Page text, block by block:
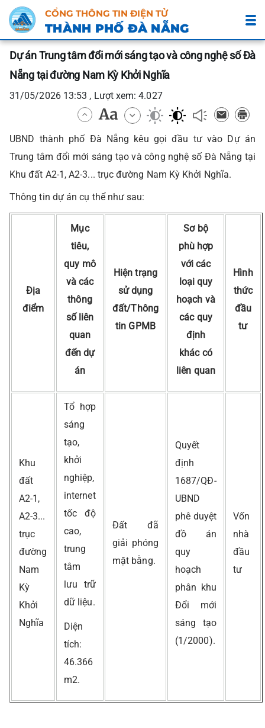
CỔNG THÔNG TIN ĐIỆN TỬ
THÀNH PHỐ ĐÀ NẴNG
Dự án Trung tâm đổi mới sáng tạo và công nghệ số Đà
Nẵng tại đường Nam Kỳ Khởi Nghĩa
31/05/2026 13:53 , Lượt xem: 4.027
UBND thành phố Đà Nẵng kêu gọi đầu tư vào Dự án
Trung tâm đổi mới sáng tạo và công nghệ số Đà Nẵng tại
Khu đất A2-1, A2-3... trục đường Nam Kỳ Khởi Nghĩa.
Thông tin dự án cụ thể như sau:
Địa
điểm
Mục
tiêu,
quy mô
và các
thông
số liên
quan
đến dự
án
Hiện trạng
sử dụng
đất/Thông
tin GPMB
Sơ bộ
phù hợp
với các
loại quy
hoạch và
các quy
định
khác có
liên quan
Hình
thức
đầu
tư
Khu
đất
A2-1,
A2-3...
trục
đường
Nam
Kỳ
Khởi
Nghĩa
Tổ hợp
sáng
tạo,
khởi
nghiệp,
internet
tốc độ
cao,
trung
tâm
lưu trữ
dữ liệu.
Diện
tích:
46.366
m2.
Đất đã
giải phóng
mặt bằng.
Quyết
định
1687/QĐ-
UBND
phê duyệt
đồ án
quy
hoạch
phân khu
Đổi mới
sáng tạo
(1/2000).
Vốn
nhà
đầu
tư